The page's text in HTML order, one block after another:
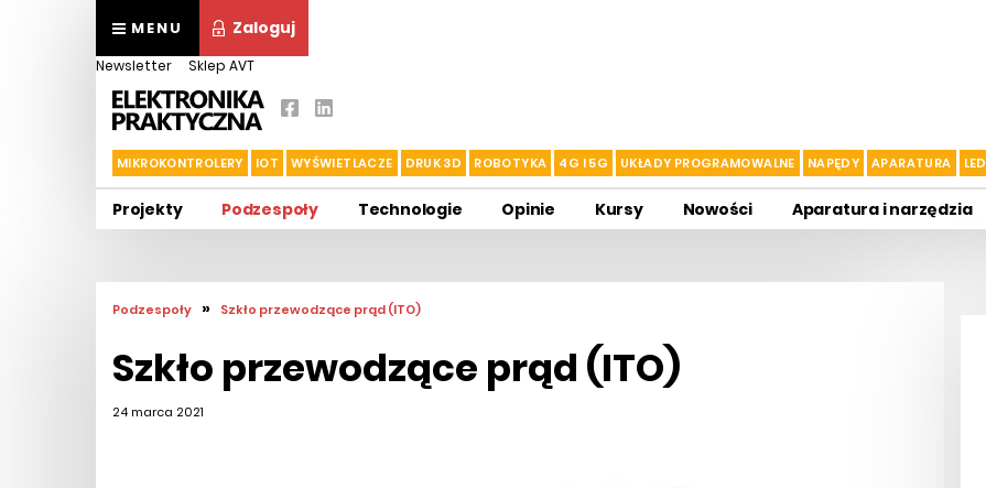
MENU Zaloguj
Newsletter Sklep AVT
MIKROKONTROLERY IOT WYŚWIETLACZE DRUK 3D ROBOTYKA 4G I 5G UKŁADY PROGRAMOWALNE NAPĘDY APARATURA LED
Projekty Podzespoły Technologie Opinie Kursy Nowości Aparatura i narzędzia
Podzespoły » Szkło przewodzące prąd (ITO)
Szkło przewodzące prąd (ITO)
24 marca 2021